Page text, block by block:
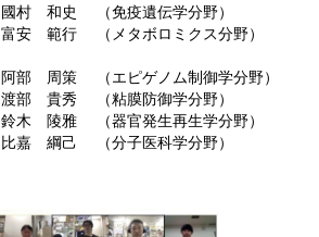
國村 和史
（免疫遺伝学分野）
富安 範行
（メタボロミクス分野）
阿部 周策
（エピゲノム制御学分野）
渡部 貴秀
（粘膜防御学分野）
鈴木 陵雅
（器官発生再生学分野）
比嘉 綱己 （分子医科学分野）